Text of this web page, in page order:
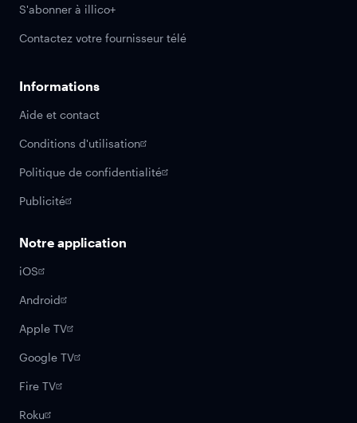
S'abonner à illico+
Contactez votre fournisseur télé
Informations
Aide et contact
Conditions d'utilisation
Politique de confidentialité
Publicité
Notre application
iOS
Android
Apple TV
Google TV
Fire TV
Roku